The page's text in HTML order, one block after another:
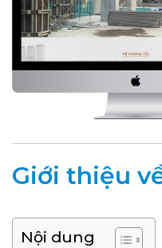
Giới thiệu
Nội dung